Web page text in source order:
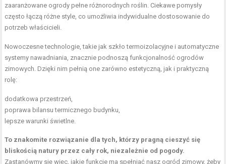
zaaranżowane ogrody pełne różnorodnych roślin. Ciekawe pomysły
często łączą różne style, co umożliwia indywidualne dostosowanie do
potrzeb właścicieli.
Nowoczesne technologie, takie jak szkło termoizolacyjne i automatyczne
systemy nawadniania, znacznie podnoszą funkcjonalność ogrodów
zimowych. Dzięki nim pełnią one zarówno estetyczną, jak i praktyczną
rolę:
dodatkowa przestrzeń,
poprawa bilansu termicznego budynku,
lepsze warunki świetlne.
To znakomite rozwiązanie dla tych, którzy pragną cieszyć się
bliskością natury przez cały rok, niezależnie od pogody.
Zastanówmy się więc, jakie funkcje ma spełniać nasz ogród zimowy, żeby